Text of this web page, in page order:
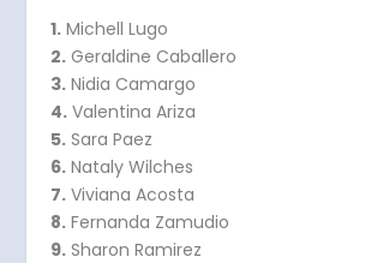
1. Michell Lugo
2. Geraldine Caballero
3. Nidia Camargo
4. Valentina Ariza
5. Sara Paez
6. Nataly Wilches
7. Viviana Acosta
8. Fernanda Zamudio
9. Sharon Ramirez